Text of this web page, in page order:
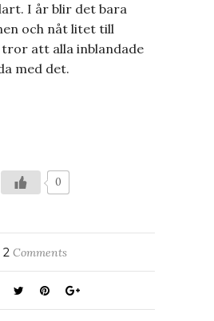
I år blir det bara
och nåt litet till
tror att alla inblandade
med det.
0
2 Comments